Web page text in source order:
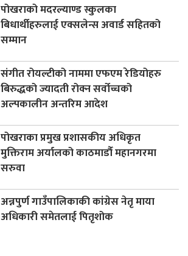
पोखराको मदरल्याण्ड स्कुलका
बिधार्थीहरुलाई एक्सलेन्स अवार्ड सहितको
सम्मान
संगीत रोयल्टीको नाममा एफएम रेडियोहरु
बिरुद्धको ज्यादती रोक्न सर्वोच्चको
अल्पकालीन अन्तरिम आदेश
पोखराका प्रमुख प्रशासकीय अधिकृत
मुक्तिराम अर्यालको काठमाडौँ महानगरमा
सरुवा
अन्नपुर्ण गाउँपालिकाकी कांग्रेस नेतृ माया
अधिकारी समेतलाई पितृशोक